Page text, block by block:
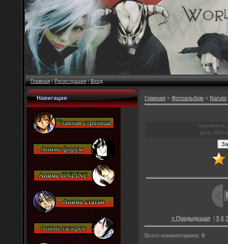
Главная|Регистрация|Вход
Навигация Главная » Фотоальбом » Naruto
Просмотров :
Дата : 2009-
« Предыдущая| 5 6 7
Всего комментариев: 0